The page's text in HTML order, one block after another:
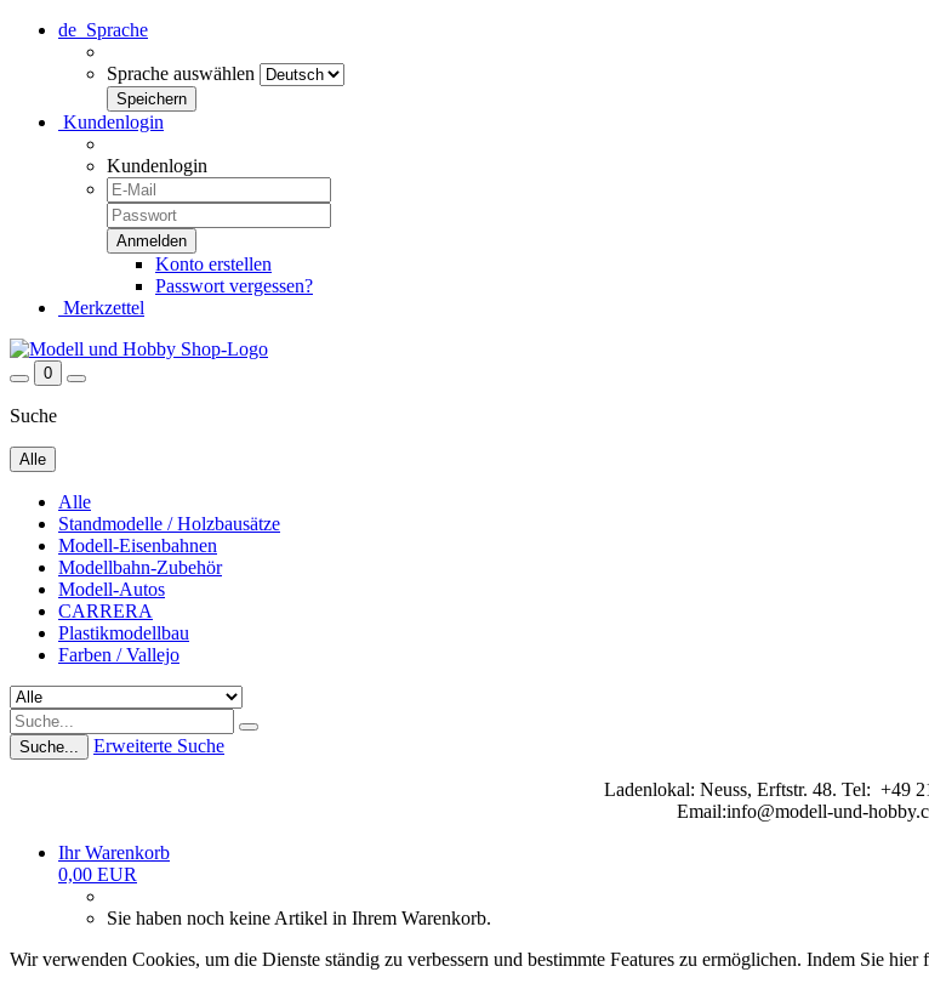
de Sprache
Sprache auswählen
Kundenlogin
Kundenlogin
Konto erstellen
Passwort vergessen?
Merkzettel
0
Suche
Alle
Alle
Standmodelle / Holzbausätze
Modell-Eisenbahnen
Modellbahn-Zubehör
Modell-Autos
CARRERA
Plastikmodellbau
Farben / Vallejo
Suche... Erweiterte Suche
Ladenlokal: Neuss, Erftstr. 48. Tel: +49
Email:info@modell-und-
Ihr Warenkorb
0,00 EUR
Sie haben noch keine Artikel in Ihrem Warenkorb.
Wir verwenden Cookies, um die Dienste ständig zu verbessern und bestimmte Features zu ermöglichen. Indem Sie